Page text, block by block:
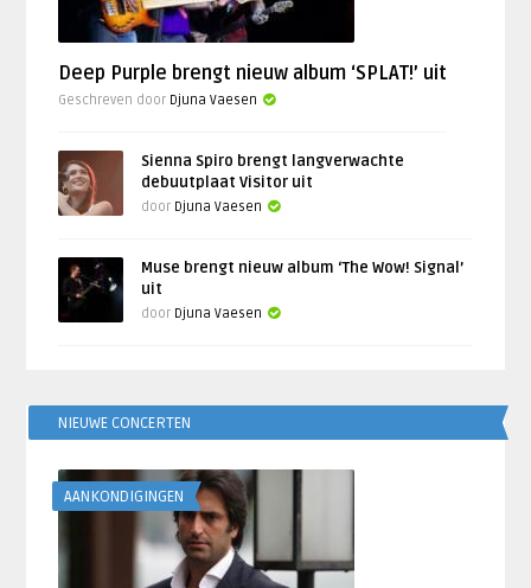
Deep Purple brengt nieuw album ‘SPLAT!’ uit
Geschreven door Djuna Vaesen
Sienna Spiro brengt langverwachte
debuutplaat Visitor uit
door Djuna Vaesen
Muse brengt nieuw album ‘The Wow! Signal’
uit
door Djuna Vaesen
NIEUWE CONCERTEN
AANKONDIGINGEN